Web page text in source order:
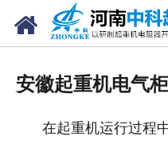
安徽起重机电气
在起重机运行过程中